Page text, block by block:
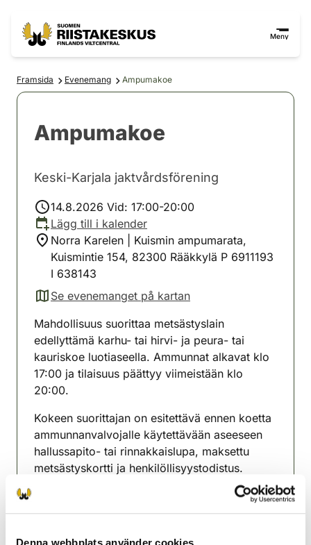
Denna webbplats använder cookies
Meny
Framsida Evenemang Ampumakoe
Ampumakoe
Keski-Karjala jaktvårdsförening
14.8.2026 Vid: 17:00-20:00
Lägg till i kalender
Norra Karelen | Kuismin ampumarata,
Kuismintie 154, 82300 Rääkkylä P 6911193
I 638143
Se evenemanget på kartan
(avautuu uuteen välilehteen)
Mahdollisuus suorittaa metsästyslain
edellyttämä karhu- tai hirvi- ja peura- tai
kauriskoe luotiaseella. Ammunnat alkavat klo
17:00 ja tilaisuus päättyy viimeistään klo
20:00.
Kokeen suorittajan on esitettävä ennen koetta
ammunnanvalvojalle käytettävään aseeseen
hallussapito- tai rinnakkaislupa, maksettu
metsästyskortti ja henkilöllisyystodistus.
Ampumakoemaksu on 20 €/suorituskerta.
Maksu käteisellä tai Omariistan kautta